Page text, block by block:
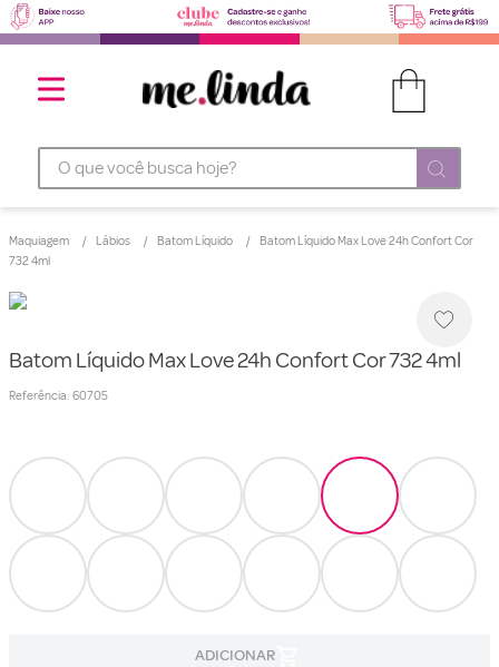
O que você busca hoje?
Maquiagem Lábios Batom Líquido
Batom Líquido Max Love 24h Confort Cor
732 4ml
Batom Líquido Max Love 24h Confort Cor 732 4ml
Referência: 60705